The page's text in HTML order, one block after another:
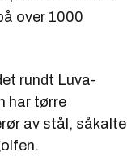
over 1000
rundt Luva-
har tørre
av stål, såkalte